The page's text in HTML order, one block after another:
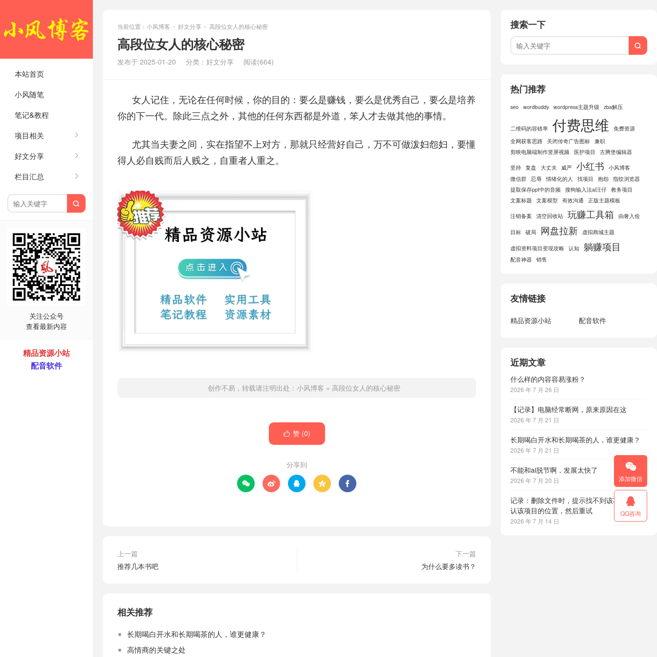
本站首页
小风随笔
笔记&教程
项目相关
好文分享
栏目汇总

关注公众号
查看最新内容
精品资源小站
配音软件
当前位置： 小风博客 > 好文分享 > 高段位女人的核心秘密
高段位女人的核心秘密
发布于 2025-01-20 分类： 好文分享 阅读(664)
女人记住，无论在任何时候，你的目的：要么是赚钱，要么是优秀自己，要么是培养
你的下一代。除此三点之外，其他的任何东西都是外道，笨人才去做其他的事情。
尤其当夫妻之间，实在指望不上对方，那就只经营好自己，万不可做泼妇怨妇，要懂
得人必自贱而后人贱之，自重者人重之。
创作不易，转载请注明出处： 小风博客 » 高段位女人的核心秘密
 赞 (0)
分享到
    
上一篇
推荐几本书吧
下一篇
为什么要多读书？
相关推荐
长期喝白开水和长期喝茶的人，谁更健康？
高情商的关键之处
搜索一下

热门推荐
seo wordbuddy wordpress主题升级 zba解压
二维码的容错率 付费思维
免费资源
全网获客思路
关闭传奇广告图标 兼职
剪映电脑端制作竖屏视频 医护项目 古腾堡编辑器
坚持 复盘 大丈夫 威严 小红书
小风博客
微信群 忍辱 情绪化的人 找项目 抱怨 指纹浏览器
提取保存ppt中的音频 搜狗输入法ai汪仔 教务项目
文案标题
文案模型 有效沟通 正版主题模板
注销备案 清空回收站 玩赚工具箱 由奢入俭
目标 破局 网盘拉新 虚拟商城主题
虚拟资料项目变现攻略 认知 躺赚项目
配音神器 销售
友情链接
精品资源小站 配音软件
近期文章
什么样的内容容易涨粉？
2026 年 7 月 26 日
【记录】电脑经常断网，原来原因在这
2026 年 7 月 21 日
长期喝白开水和长期喝茶的人，谁更健康？
2026 年 7 月 21 日
不能和ai脱节啊，发展太快了
2026 年 7 月 20 日
记录：删除文件时，提示找不到该项目，请确
认该项目的位置，然后重试
2026 年 7 月 14 日

添加微信

QQ咨询